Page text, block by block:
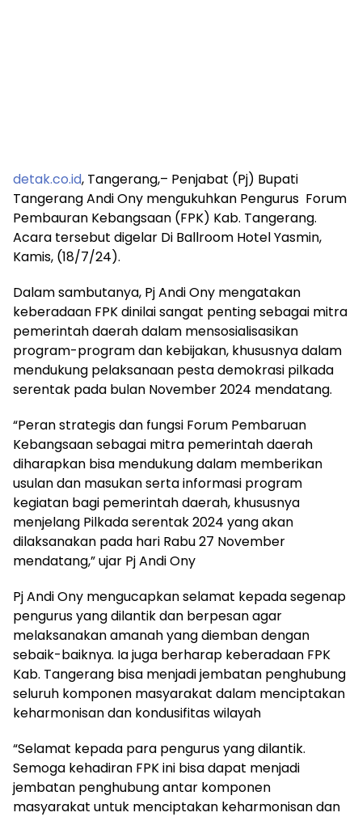
detak.co.id, Tangerang,– Penjabat (Pj) Bupati
Tangerang Andi Ony mengukuhkan Pengurus Forum
Pembauran Kebangsaan (FPK) Kab. Tangerang.
Acara tersebut digelar Di Ballroom Hotel Yasmin,
Kamis, (18/7/24).
Dalam sambutanya, Pj Andi Ony mengatakan
keberadaan FPK dinilai sangat penting sebagai mitra
pemerintah daerah dalam mensosialisasikan
program-program dan kebijakan, khususnya dalam
mendukung pelaksanaan pesta demokrasi pilkada
serentak pada bulan November 2024 mendatang.
“Peran strategis dan fungsi Forum Pembaruan
Kebangsaan sebagai mitra pemerintah daerah
diharapkan bisa mendukung dalam memberikan
usulan dan masukan serta informasi program
kegiatan bagi pemerintah daerah, khususnya
menjelang Pilkada serentak 2024 yang akan
dilaksanakan pada hari Rabu 27 November
mendatang,” ujar Pj Andi Ony
Pj Andi Ony mengucapkan selamat kepada segenap
pengurus yang dilantik dan berpesan agar
melaksanakan amanah yang diemban dengan
sebaik-baiknya. Ia juga berharap keberadaan FPK
Kab. Tangerang bisa menjadi jembatan penghubung
seluruh komponen masyarakat dalam menciptakan
keharmonisan dan kondusifitas wilayah
“Selamat kepada para pengurus yang dilantik.
Semoga kehadiran FPK ini bisa dapat menjadi
jembatan penghubung antar komponen
masyarakat untuk menciptakan keharmonisan dan